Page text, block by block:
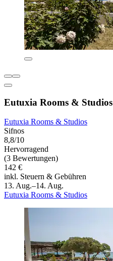
Eutuxia Rooms & Studios
Eutuxia Rooms & Studios
Sifnos
8,8/10
Hervorragend
(3 Bewertungen)
142 €
inkl. Steuern & Gebühren
13. Aug.–14. Aug.
Eutuxia Rooms & Studios